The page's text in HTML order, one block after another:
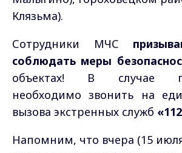
Клязьма).
Сотрудники МЧС
соблюдать меры
объектах! В случае
необходимо звонить на
вызова экстренных служб
Напомним, что вчера (15